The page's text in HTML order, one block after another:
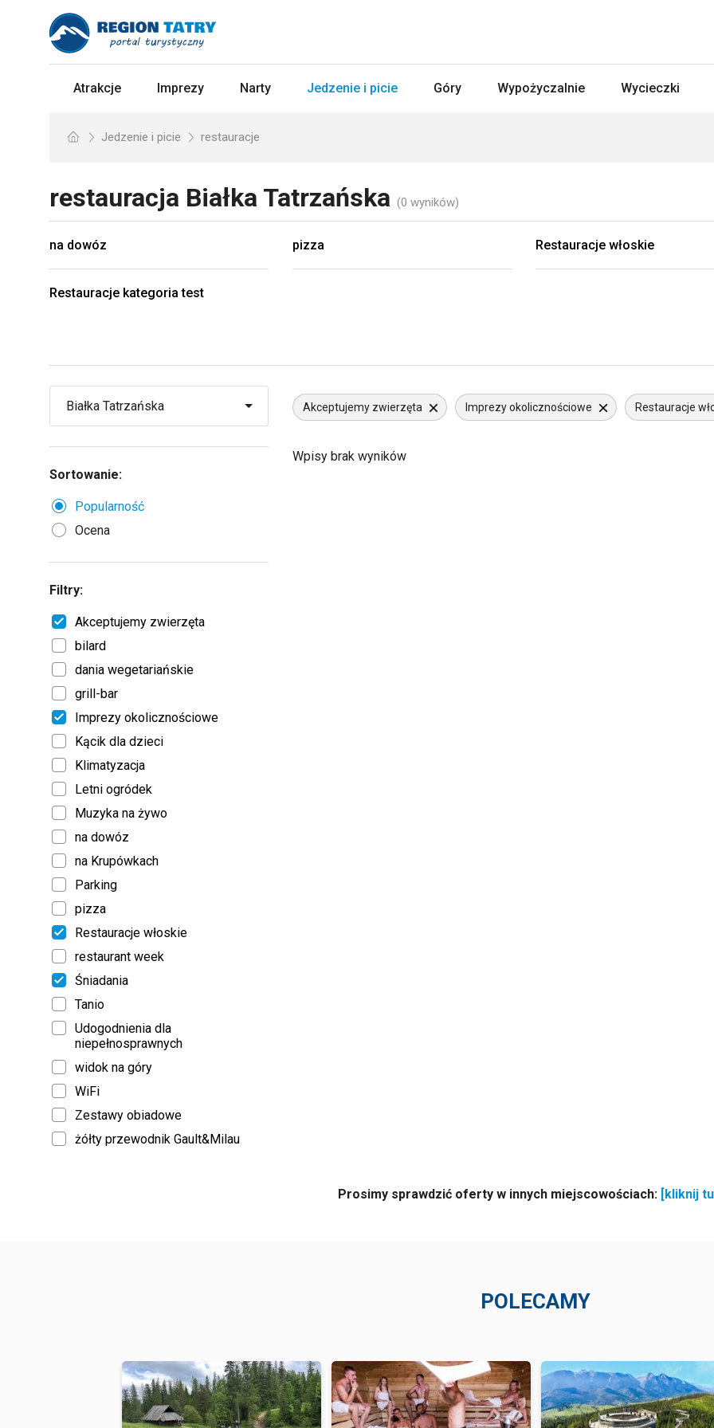
Atrakcje Imprezy Narty Jedzenie i picie Góry Wypożyczalnie Wycieczki
Jedzenie i picie restauracje
restauracja Białka Tatrzańska (0 wyników)
na dowóz pizza Restauracje włoskie
Restauracje kategoria test
Akceptujemy zwierzęta Imprezy okolicznościowe Restauracje
Wpisy brak wyników
Sortowanie:
Popularność
Ocena
Filtry:
Akceptujemy zwierzęta
bilard
dania wegetariańskie
grill-bar
Imprezy okolicznościowe
Kącik dla dzieci
Klimatyzacja
Letni ogródek
Muzyka na żywo
na dowóz
na Krupówkach
Parking
pizza
Restauracje włoskie
restaurant week
Śniadania
Tanio
Udogodnienia dla
niepełnosprawnych
widok na góry
WiFi
Zestawy obiadowe
żółty przewodnik Gault&Milau
Prosimy sprawdzić oferty w innych miejscowościach: [kliknij
POLECAMY